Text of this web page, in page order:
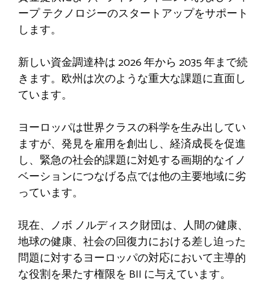
ープ テクノロジーのスタートアップをサポート
します。
新しい資金調達枠は 2026 年から 2035 年まで続
きます。欧州は次のような重大な課題に直面し
ています。
ヨーロッパは世界クラスの科学を生み出してい
ますが、発見を雇用を創出し、経済成長を促進
し、緊急の社会的課題に対処する画期的なイノ
ベーションにつなげる点では他の主要地域に劣
っています。
現在、ノボ ノルディスク財団は、人間の健康、
地球の健康、社会の回復力における差し迫った
問題に対するヨーロッパの対応において主導的
な役割を果たす権限を BII に与えています。